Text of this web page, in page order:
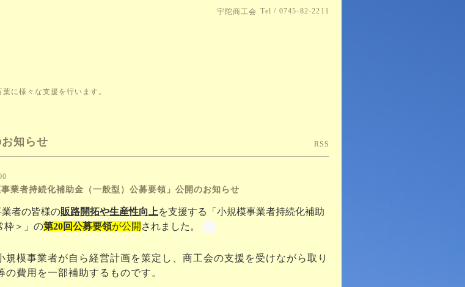
宇陀商工会 Tel / 0745-82-2211
に様々な支援を行います。
知らせ RSS
事業者持続化補助金（一般型）公募要領」公開のお知らせ
者の皆様の販路開拓や生産性向上を支援する「小規模事業者持続化補助
枠＞」の第20回公募要領が公開 されました。
規模事業者が自ら経営計画を策定し、商工会の支援を受けながら取り
の費用を一部補助するものです。